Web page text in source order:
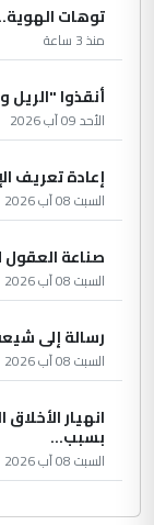
توهات
منذ 3 ساعة
أنقذوا
الأحد 09 آب 2026
إعادة تعريف
السبت 08 آب 2026
صناعة العقول
السبت 08 آب 2026
رسالة إلى
السبت 08 آب 2026
انهيار
بسبب...
السبت 08 آب 2026